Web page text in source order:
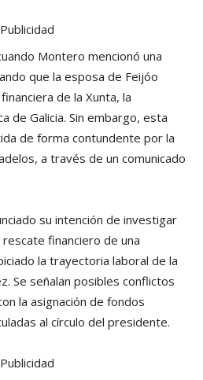
Publicidad
Montero mencionó una
que la esposa de Feijóo
de la Xunta, la
de Galicia. Sin embargo, esta
de forma contundente por la
a través de un comunicado
su intención de investigar
financiero de una
la trayectoria laboral de la
Se señalan posibles conflictos
la asignación de fondos
al círculo del presidente.
Publicidad